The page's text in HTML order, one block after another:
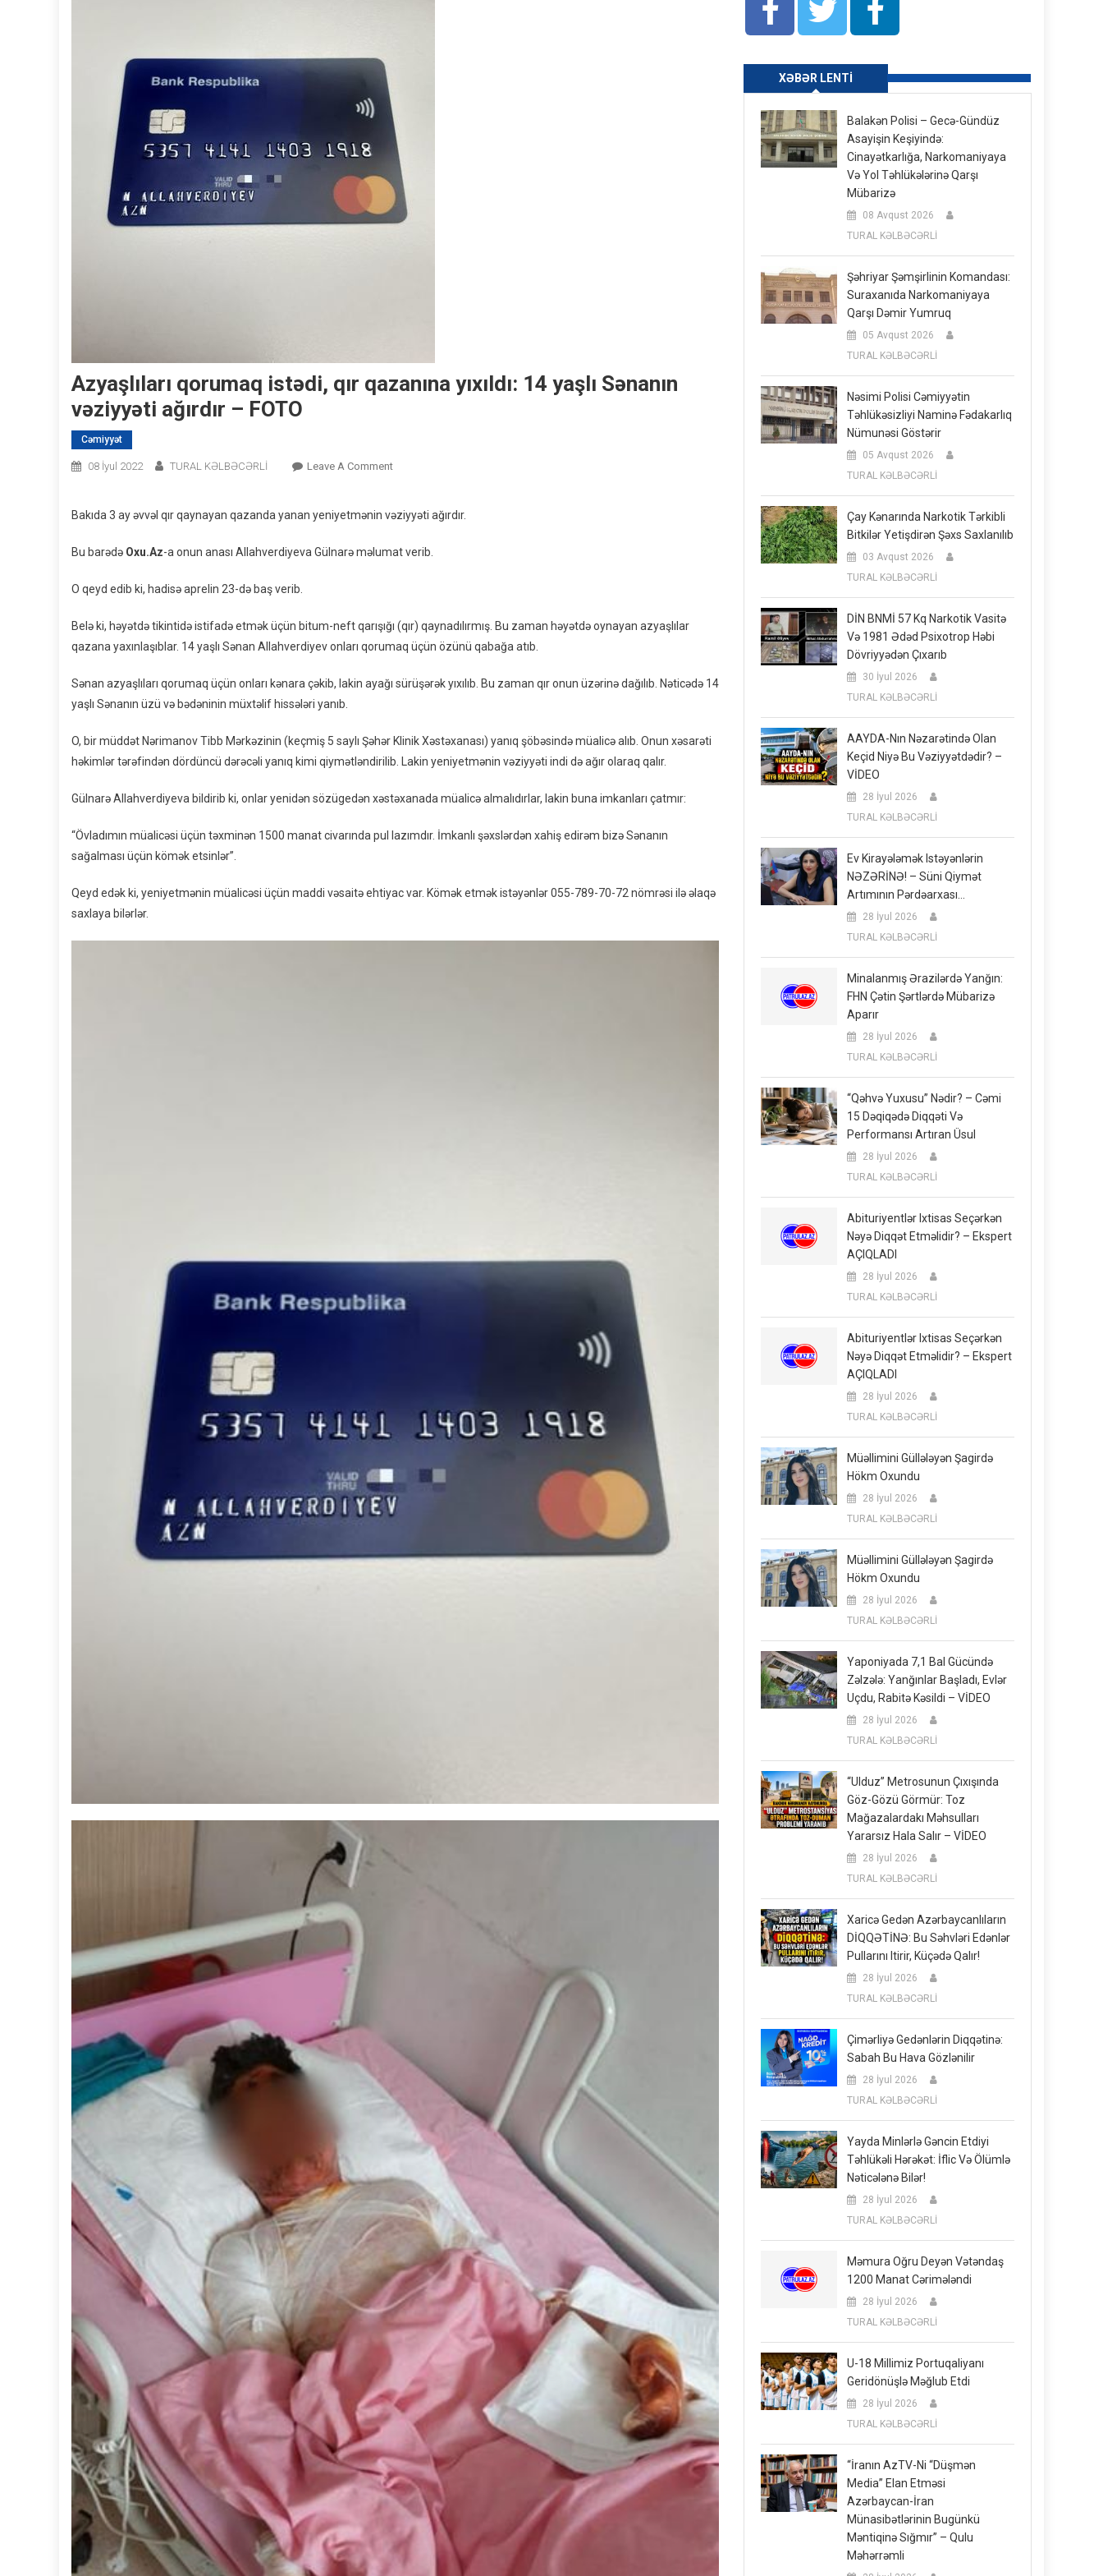
Azyaşlıları qorumaq istədi, qır qazanına yıxıldı: 14 yaşlı Sənanın
vəziyyəti ağırdır – FOTO
Cəmiyyət
08 İyul 2022 TURAL KƏLBƏCƏRLİ Leave A CommentOn
Istədi,
Qazanına
Sənanın
Vəziyyəti
Bakıda 3 ay əvvəl qır qaynayan qazanda yanan yeniyetmənin vəziyyəti ağırdır.
Bu barədə Oxu.Az-a onun anası Allahverdiyeva Gülnarə məlumat verib.
O qeyd edib ki, hadisə aprelin 23-də baş verib.
Belə ki, həyətdə tikintidə istifadə etmək üçün bitum-neft qarışığı (qır) qaynadılırmış. Bu zaman həyətdə oynayan azyaşlılar
qazana yaxınlaşıblar. 14 yaşlı Sənan Allahverdiyev onları qorumaq üçün özünü qabağa atıb.
Sənan azyaşlıları qorumaq üçün onları kənara çəkib, lakin ayağı sürüşərək yıxılıb. Bu zaman qır onun üzərinə dağılıb. Nəticədə 14
yaşlı Sənanın üzü və bədəninin müxtəlif hissələri yanıb.
O, bir müddət Nərimanov Tibb Mərkəzinin (keçmiş 5 saylı Şəhər Klinik Xəstəxanası) yanıq şöbəsində müalicə alıb. Onun xəsarəti
həkimlər tərəfindən dördüncü dərəcəli yanıq kimi qiymətləndirilib. Lakin yeniyetmənin vəziyyəti indi də ağır olaraq qalır.
Gülnarə Allahverdiyeva bildirib ki, onlar yenidən sözügedən xəstəxanada müalicə almalıdırlar, lakin buna imkanları çatmır:
“Övladımın müalicəsi üçün təxminən 1500 manat civarında pul lazımdır. İmkanlı şəxslərdən xahiş edirəm bizə Sənanın
sağalması üçün kömək etsinlər”.
Qeyd edək ki, yeniyetmənin müalicəsi üçün maddi vəsaitə ehtiyac var. Kömək etmək istəyənlər 055-789-70-72 nömrəsi ilə əlaqə
saxlaya bilərlər.
XƏBƏR LENTI
Balakən Polisi – Gecə-Gündüz
Asayişin Keşiyində:
Cinayətkarlığa, Narkomaniyaya
Və Yol Təhlükələrinə Qarşı
Mübarizə
08 Avqust 2026
TURAL KƏLBƏCƏRLİ
Şəhriyar Şəmşirlinin Komandası:
Suraxanıda Narkomaniyaya
Qarşı Dəmir Yumruq
05 Avqust 2026
TURAL KƏLBƏCƏRLİ
Nəsimi Polisi Cəmiyyətin
Təhlükəsizliyi Naminə Fədakarlıq
Nümunəsi Göstərir
05 Avqust 2026
TURAL KƏLBƏCƏRLİ
Çay Kənarında Narkotik Tərkibli
Bitkilər Yetişdirən Şəxs Saxlanılıb
03 Avqust 2026
TURAL KƏLBƏCƏRLİ
DİN BNMİ 57 Kq Narkotik Vasitə
Və 1981 Ədəd Psixotrop Həbi
Dövriyyədən Çıxarıb
30 İyul 2026
TURAL KƏLBƏCƏRLİ
AAYDA-Nın Nəzarətində Olan
Keçid Niyə Bu Vəziyyətdədir? –
VİDEO
28 İyul 2026
TURAL KƏLBƏCƏRLİ
Ev Kirayələmək Istəyənlərin
NƏZƏRİNƏ! – Süni Qiymət
Artımının Pərdəarxası…
28 İyul 2026
TURAL KƏLBƏCƏRLİ
Minalanmış Ərazilərdə Yanğın:
FHN Çətin Şərtlərdə Mübarizə
Aparır
28 İyul 2026
TURAL KƏLBƏCƏRLİ
“Qəhvə Yuxusu” Nədir? – Cəmi
15 Dəqiqədə Diqqəti Və
Performansı Artıran Üsul
28 İyul 2026
TURAL KƏLBƏCƏRLİ
Abituriyentlər Ixtisas Seçərkən
Nəyə Diqqət Etməlidir? – Ekspert
AÇIQLADI
28 İyul 2026
TURAL KƏLBƏCƏRLİ
Abituriyentlər Ixtisas Seçərkən
Nəyə Diqqət Etməlidir? – Ekspert
AÇIQLADI
28 İyul 2026
TURAL KƏLBƏCƏRLİ
Müəllimini Güllələyən Şagirdə
Hökm Oxundu
28 İyul 2026
TURAL KƏLBƏCƏRLİ
Müəllimini Güllələyən Şagirdə
Hökm Oxundu
28 İyul 2026
TURAL KƏLBƏCƏRLİ
Yaponiyada 7,1 Bal Gücündə
Zəlzələ: Yanğınlar Başladı, Evlər
Uçdu, Rabitə Kəsildi – VİDEO
28 İyul 2026
TURAL KƏLBƏCƏRLİ
“Ulduz” Metrosunun Çıxışında
Göz-Gözü Görmür: Toz
Mağazalardakı Məhsulları
Yararsız Hala Salır – VİDEO
28 İyul 2026
TURAL KƏLBƏCƏRLİ
Xaricə Gedən Azərbaycanlıların
DİQQƏTİNƏ: Bu Səhvləri Edənlər
Pullarını Itirir, Küçədə Qalır!
28 İyul 2026
TURAL KƏLBƏCƏRLİ
Çimərliyə Gedənlərin Diqqətinə:
Sabah Bu Hava Gözlənilir
28 İyul 2026
TURAL KƏLBƏCƏRLİ
Yayda Minlərlə Gəncin Etdiyi
Təhlükəli Hərəkət: İflic Və Ölümlə
Nəticələnə Bilər!
28 İyul 2026
TURAL KƏLBƏCƏRLİ
Məmura Oğru Deyən Vətəndaş
1200 Manat Cərimələndi
28 İyul 2026
TURAL KƏLBƏCƏRLİ
U-18 Millimiz Portuqaliyanı
Geridönüşlə Məğlub Etdi
28 İyul 2026
TURAL KƏLBƏCƏRLİ
“İranın AzTV-Ni “düşmən
Media” Elan Etməsi
Azərbaycan-İran
Münasibətlərinin Bugünkü
Məntiqinə Sığmır” – Qulu
Məhərrəmli